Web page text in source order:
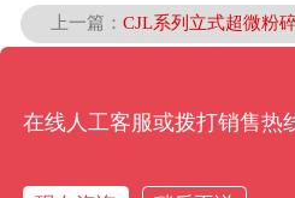
上一篇： CJL系列立式超微粉
返回列
热线电话 短信联系
在线人工客服或拨打销售热